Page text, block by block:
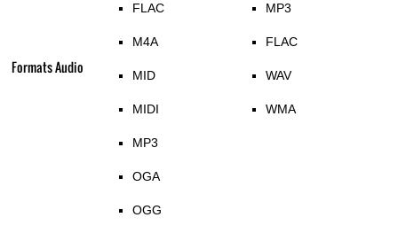
Formats Audio
FLAC
M4A
MID
MIDI
MP3
OGA
OGG
MP3
FLAC
WAV
WMA